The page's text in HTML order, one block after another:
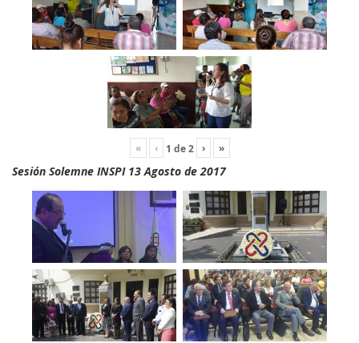
« ‹ 1 de2 › »
Sesión Solemne INSPI 13 Agosto de 2017